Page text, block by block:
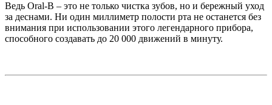
Ведь Oral-B – это не только чистка зубов, но и бережный уход
за деснами. Ни один миллиметр полости рта не останется без
внимания при использовании этого легендарного прибора,
способного создавать до 20 000 движений в минуту.